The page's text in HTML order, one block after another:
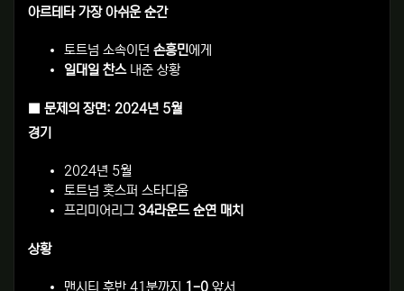
아르테타 가장 아쉬운 순간
토트넘 소속이던 손흥민에게
일대일 찬스내준 상황
■ 문제의 장면: 2024년 5월
경기
2024년 5월
토트넘 홋스퍼 스타디움
프리미어리그 34라운드 순연 매치
상황
맨시티 후반 41분까지 1-0 앞서